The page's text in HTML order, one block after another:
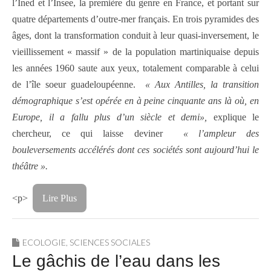
l’Ined et l’Insee, la première du genre en France, et portant sur
quatre départements d’outre-mer français. En trois pyramides des
âges, dont la transformation conduit à leur quasi-inversement, le
vieillissement « massif » de la population martiniquaise depuis
les années 1960 saute aux yeux, totalement comparable à celui
de l’île soeur guadeloupéenne. « Aux Antilles, la transition
démographique s’est opérée en à peine cinquante ans là où, en
Europe, il a fallu plus d’un siècle et demi»,
explique le
chercheur, ce qui laisse deviner « l’ampleur des
bouleversements accélérés dont ces sociétés sont aujourd’hui le
théâtre ».
<p> Lire Plus
ECOLOGIE SCIENCES SOCIALES
Le gâchis de l’eau dans les